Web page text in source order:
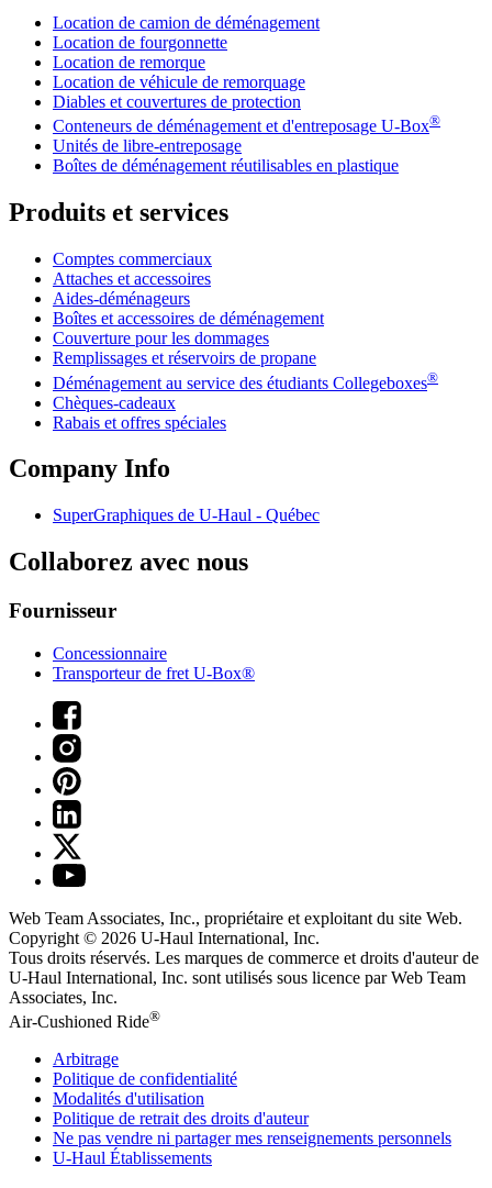
Location de camion de déménagement
Location de fourgonnette
Location de remorque
Location de véhicule de remorquage
Diables et couvertures de protection
Conteneurs de déménagement et d'entreposage U-Box®
Unités de libre-entreposage
Boîtes de déménagement réutilisables en plastique
Produits et services
Comptes commerciaux
Attaches et accessoires
Aides-déménageurs
Boîtes et accessoires de déménagement
Couverture pour les dommages
Remplissages et réservoirs de propane
Déménagement au service des étudiants Collegeboxes®
Chèques-cadeaux
Rabais et offres spéciales
Company Info
SuperGraphiques de U-Haul - Québec
Collaborez avec nous
Fournisseur
Concessionnaire
Transporteur de fret U-Box®
Web Team Associates, Inc., propriétaire et exploitant du site Web.
Copyright © 2026 U-Haul International, Inc.
Tous droits réservés. Les marques de commerce et droits d'auteur de
U-Haul International, Inc. sont utilisés sous licence par Web Team
Associates, Inc.
Air-Cushioned Ride®
Arbitrage
Politique de confidentialité
Modalités d'utilisation
Politique de retrait des droits d'auteur
Ne pas vendre ni partager mes renseignements personnels
U-Haul Établissements